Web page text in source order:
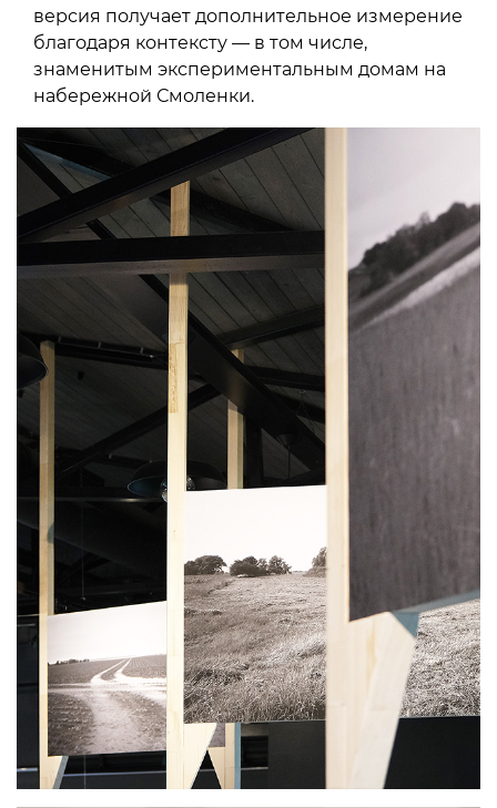
версия получает дополнительное измерение
благодаря контексту — в том числе,
знаменитым экспериментальным домам на
набережной Смоленки.